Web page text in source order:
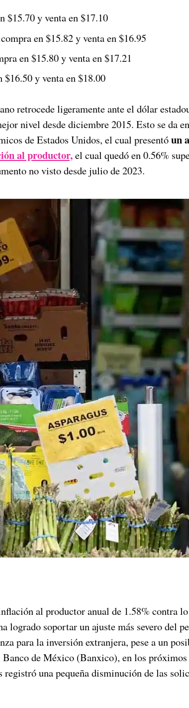
$15.70 y venta en $17.10
en $15.82 y venta en $16.95
en $15.80 y venta en $17.21
y venta en $18.00
retrocede ligeramente ante el dólar
nivel desde diciembre 2015. Esto se da
de Estados Unidos, el cual presentóun
al productor,el cual quedó en 0.56%
no visto desde julio de 2023.
al productor anual de 1.58% contra
logrado soportar un ajuste más severo del
para la inversión extranjera, pese a un
de México (Banxico), en los próximos
una pequeña disminución de las